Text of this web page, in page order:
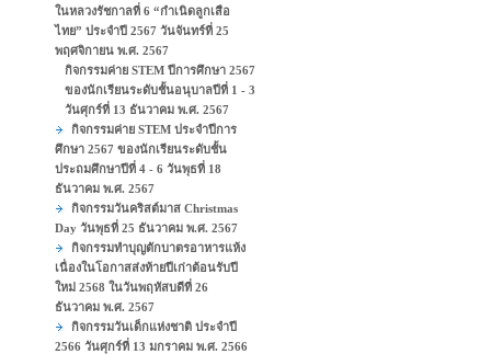
ในหลวงรัชกาลที่ 6 “กําเนิดลูกเสือ
ไทย” ประจำปี 2567 วันจันทร์ที่ 25
พฤศจิกายน พ.ศ. 2567
กิจกรรมค่าย STEM ปีการศึกษา 2567
ของนักเรียนระดับชั้นอนุบาลปีที่ 1 - 3
วันศุกร์ที่ 13 ธันวาคม พ.ศ. 2567
กิจกรรมค่าย STEM ประจำปีการ
ศึกษา 2567 ของนักเรียนระดับชั้น
ประถมศึกษาปีที่ 4 - 6 วันพุธที่ 18
ธันวาคม พ.ศ. 2567
กิจกรรมวันคริสต์มาส Christmas
Day วันพุธที่ 25 ธันวาคม พ.ศ. 2567
กิจกรรมทำบุญตักบาตรอาหารแห้ง
เนื่องในโอกาสส่งท้ายปีเก่าต้อนรับปี
ใหม่ 2568 ในวันพฤหัสบดีที่ 26
ธันวาคม พ.ศ. 2567
กิจกรรมวันเด็กแห่งชาติ ประจำปี
2566 วันศุกร์ที่ 13 มกราคม พ.ศ. 2566